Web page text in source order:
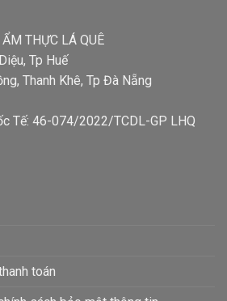
THỰC LÁ QUÊ
Tp Huế
Thanh Khê, Tp Đà Nẵng
Tế: 46-074/2022/TCDL-GP LHQ
toán